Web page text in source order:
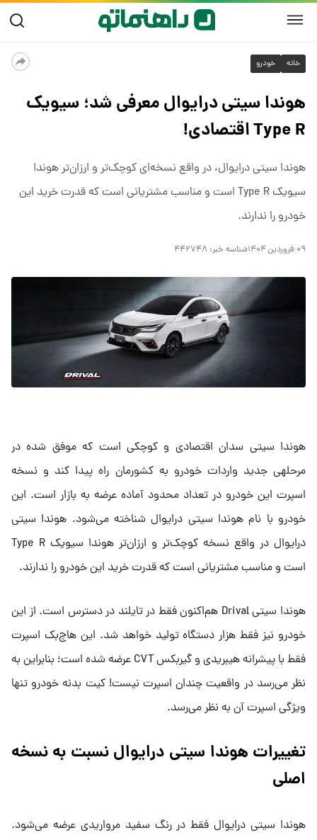
خانه خودرو
هوندا سیتی درایوال معرفی شد؛ سیویک
Type R اقتصادی!
هوندا سیتی درایوال، در واقع نسخه‌ای کوچک‌تر و ارزان‌تر هوندا
سیویک Type R است و مناسب مشتریانی است که قدرت خرید این
خودرو را ندارند.
۰۹ فروردین ۱۴۰۴ شناسه خبر: ۴۴۲۷۴۸
هوندا سیتی سدان اقتصادی و کوچکی است که موفق شده در
مرحلهی جدید واردات خودرو به کشورمان راه پیدا کند و نسخه
اسپرت این خودرو در تعداد محدود آماده عرضه به بازار است. این
خودرو با نام هوندا سیتی درایوال شناخته می‌شود. هوندا سیتی
درایوال در واقع نسخه‌ کوچک‌تر و ارزان‌تر هوندا سیویک Type R
است و مناسب مشتریانی است که قدرت خرید این خودرو را ندارند.
هوندا سیتی Drival هم‌اکنون فقط در تایلند در دسترس است. از این
خودرو نیز فقط هزار دستگاه تولید خواهد شد. این هاچ‌بک اسپرت
فقط با پیشرانه هیبریدی و گیربکس CVT عرضه شده است؛ بنابراین به
نظر می‌رسد در واقعیت چندان اسپرت نیست! کیت بدنه خودرو تنها
ویژگی اسپرت آن به نظر می‌رسد.
تغییرات هوندا سیتی درایوال نسبت به نسخه
اصلی
هوندا سیتی درایوال فقط در رنگ سفید مرواریدی عرضه می‌شود.